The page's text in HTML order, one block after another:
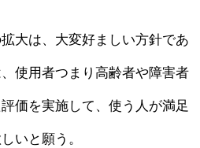
大は、大変好ましい方針であ
使用者つまり高齢者や障害者
価を実施して、使う人が満足
いと願う。